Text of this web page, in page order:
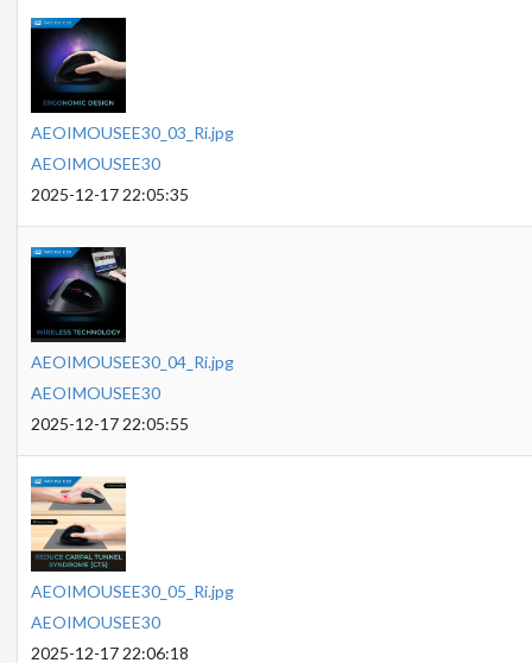
AEOIMOUSEE30_03_Ri.jpg
AEOIMOUSEE30
2025-12-17 22:05:35
AEOIMOUSEE30_04_Ri.jpg
AEOIMOUSEE30
2025-12-17 22:05:55
AEOIMOUSEE30_05_Ri.jpg
AEOIMOUSEE30
2025-12-17 22:06:18